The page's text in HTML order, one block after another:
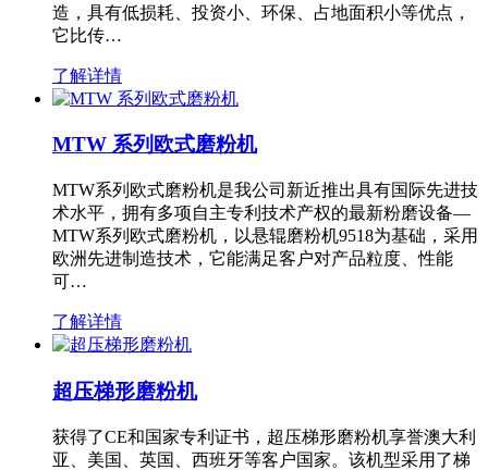
造，具有低损耗、投资小、环保、占地面积小等优点，
它比传…
了解详情
MTW 系列欧式磨粉机
MTW系列欧式磨粉机是我公司新近推出具有国际先进技
术水平，拥有多项自主专利技术产权的最新粉磨设备—
MTW系列欧式磨粉机，以悬辊磨粉机9518为基础，采用
欧洲先进制造技术，它能满足客户对产品粒度、性能
可…
了解详情
超压梯形磨粉机
获得了CE和国家专利证书，超压梯形磨粉机享誉澳大利
亚、美国、英国、西班牙等客户国家。该机型采用了梯